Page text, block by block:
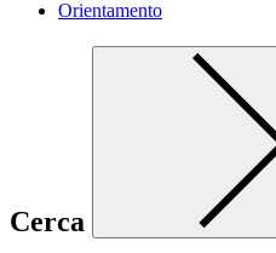
Orientamento
Cerca